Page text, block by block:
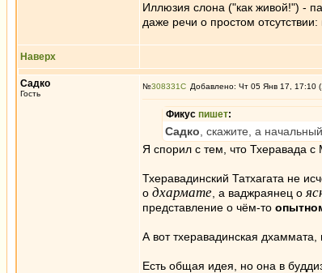
Иллюзия слона ("как живой!") -
даже речи о простом
Наверх
Садко
Гость
№308331 Добавлено: Чт 05 Янв 17, 17:10
Фикус пишет:
Садко , скажите, а
Я спорил с тем, что Тхеравада
Тхеравадинский Татхагата не
о дхармате , а ваджраянец о
представление о чём-то
А вот тхеравадинская
Есть общая идея, но она в